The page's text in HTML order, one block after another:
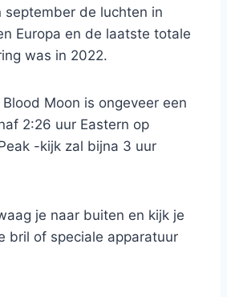
september de luchten in
Europa en de laatste totale
was in 2022.
Moon is ongeveer een
2:26 uur Eastern op
-kijk zal bijna 3 uur
je naar buiten en kijk je
bril of speciale apparatuur